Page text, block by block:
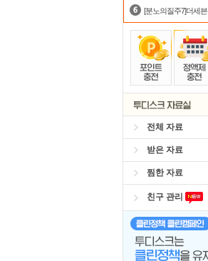
[분노의질주7]더세븐
전체 자료
받은 자료
찜한 자료
친구 관리